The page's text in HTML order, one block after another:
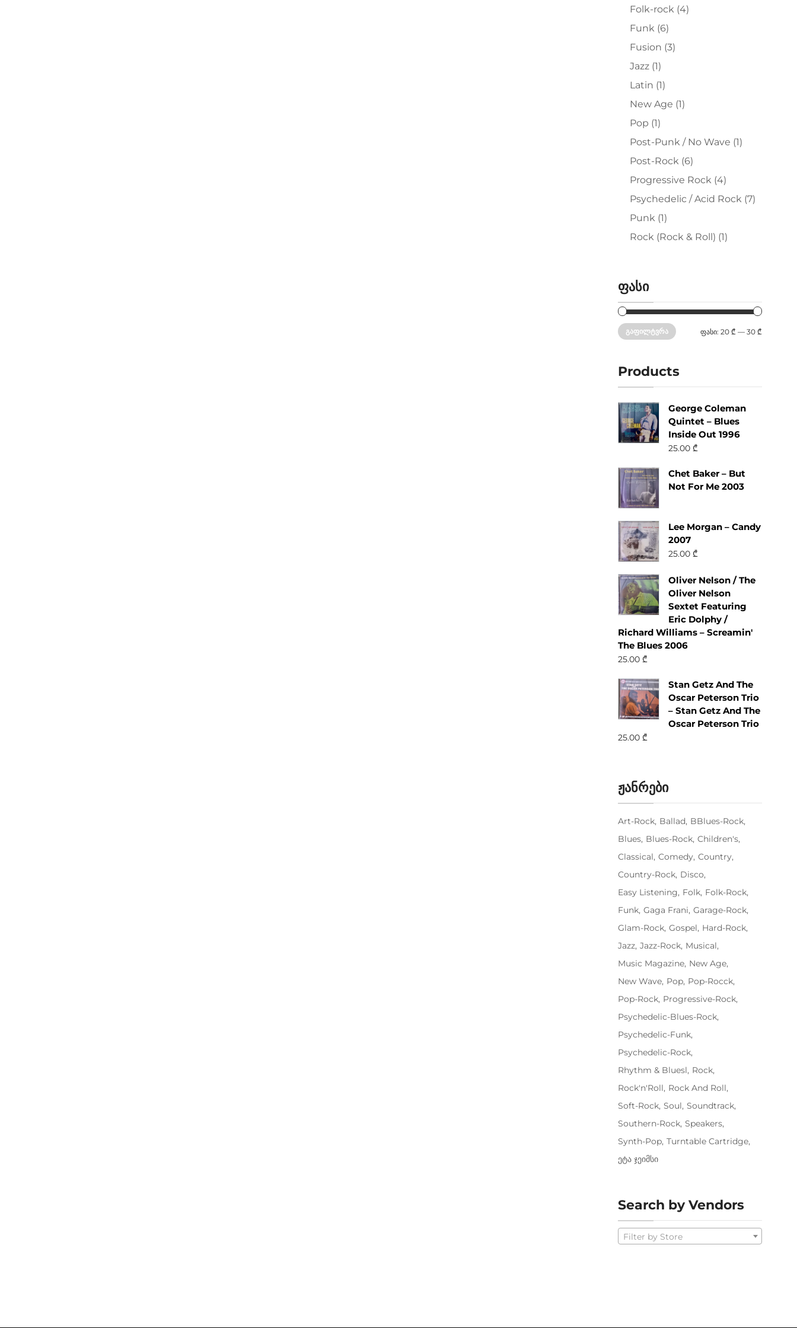
Folk-rock (4)
Funk (6)
Fusion (3)
Jazz (1)
Latin (1)
New Age (1)
Pop (1)
Post-Punk / No Wave (1)
Post-Rock (6)
Progressive Rock (4)
Psychedelic / Acid Rock (7)
Punk (1)
Rock (Rock & Roll) (1)
ფასი
ᲒᲐᲤᲘᲚᲢᲕᲠᲐ ფასი: 20 ₾ — 30 ₾
Products
George Coleman
Quintet – Blues
Inside Out 1996
25.00 ₾
Chet Baker – But
Not For Me 2003
Lee Morgan – Candy
2007
25.00 ₾
Oliver Nelson / The
Oliver Nelson
Sextet Featuring
Eric Dolphy /
Richard Williams – Screamin'
The Blues 2006
25.00 ₾
Stan Getz And The
Oscar Peterson Trio
– Stan Getz And The
Oscar Peterson Trio
25.00 ₾
ჟანრები
Art-Rock Ballad BBlues-Rock
Blues Blues-Rock Children's
Classical Comedy Country
Country-Rock Disco
Easy Listening Folk Folk-Rock
Funk Gaga Frani Garage-Rock
Glam-Rock Gospel Hard-Rock
Jazz Jazz-Rock Musical
Music Magazine New Age
New Wave Pop Pop-Rocck
Pop-Rock Progressive-Rock
Psychedelic-Blues-Rock
Psychedelic-Funk
Psychedelic-Rock
Rhythm & Bluesl Rock
Rock'n'Roll Rock And Roll
Soft-Rock Soul Soundtrack
Southern-Rock Speakers
Synth-Pop Turntable Cartridge
Ეტა Ჯეიმსი
Search by Vendors
Filter by Store